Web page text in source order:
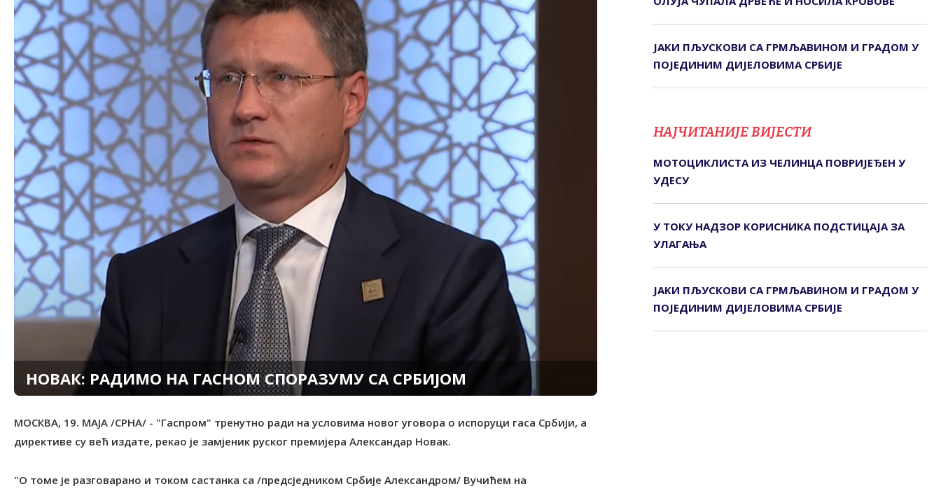
НОВАК: РАДИМО НА ГАСНОМ СПОРАЗУМУ СА СРБИЈОМ
МОСКВА, 19. МАЈА /СРНА/ - "Гаспром" тренутно ради на условима новог уговора о испоруци гаса Србији, а
директиве су већ издате, рекао је замјеник руског премијера Александар Новак.
"О томе је разговарано и током састанка са /предсједником Србије Александром/ Вучићем на
ЈАКИ ПЉУСКОВИ СА ГРМЉАВИНОМ И ГРАДОМ У
ПОЈЕДИНИМ ДИЈЕЛОВИМА СРБИЈЕ
НАЈЧИТАНИЈЕ ВИЈЕСТИ
МОТОЦИКЛИСТА ИЗ ЧЕЛИНЦА ПОВРИЈЕЂЕН У
УДЕСУ
У ТОКУ НАДЗОР КОРИСНИКА ПОДСТИЦАЈА ЗА
УЛАГАЊА
ЈАКИ ПЉУСКОВИ СА ГРМЉАВИНОМ И ГРАДОМ У
ПОЈЕДИНИМ ДИЈЕЛОВИМА СРБИЈЕ